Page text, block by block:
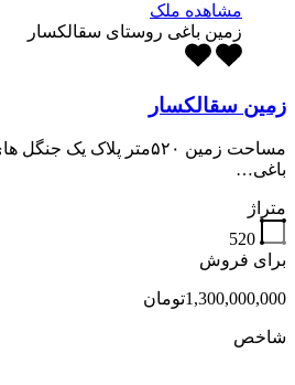
مشاهده ملک
زمین باغی روستای سقالکسار
زمین سقالکسار
مساحت زمین ۵۲۰متر پلاک
باغی…
متراژ
520
برای فروش
1,300,000,000تومان
شاخص